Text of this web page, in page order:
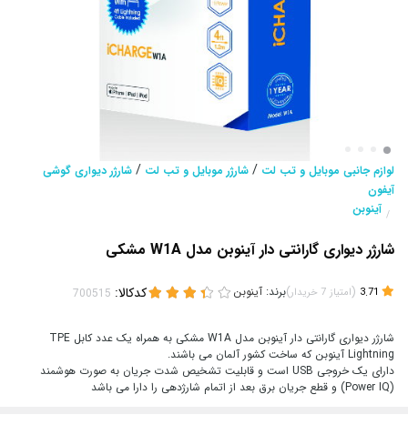
لوازم جانبی موبایل و تب لت / شارژر موبایل و تب لت / شارژر دیواری گوشی
آیفون
/ آینوبن
شارژر دیواری گارانتی دار آینوبن مدل W1A مشکی
(امتیاز 7 خریدار)برند: آینوبن کدکالا:
شارژر دیواری گارانتی دار آینوبن مدل W1A مشکی به همراه یک عدد کابل TPE
Lightning آینوبن که ساخت کشور آلمان می باشند.
دارای یک خروجی USB است و قابلیت تشخیص شدت جریان به صورت هوشمند
(Power IQ) و قطع جریان برق بعد از اتمام شارژدهی را دارا می باشد